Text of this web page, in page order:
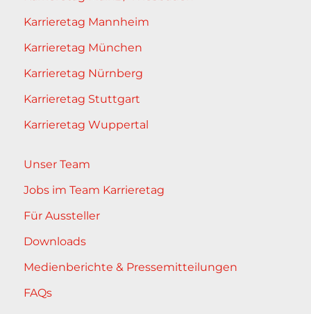
Karrieretag Mannheim
Karrieretag München
Karrieretag Nürnberg
Karrieretag Stuttgart
Karrieretag Wuppertal
Unser Team
Jobs im Team Karrieretag
Für Aussteller
Downloads
Medienberichte & Pressemitteilungen
FAQs